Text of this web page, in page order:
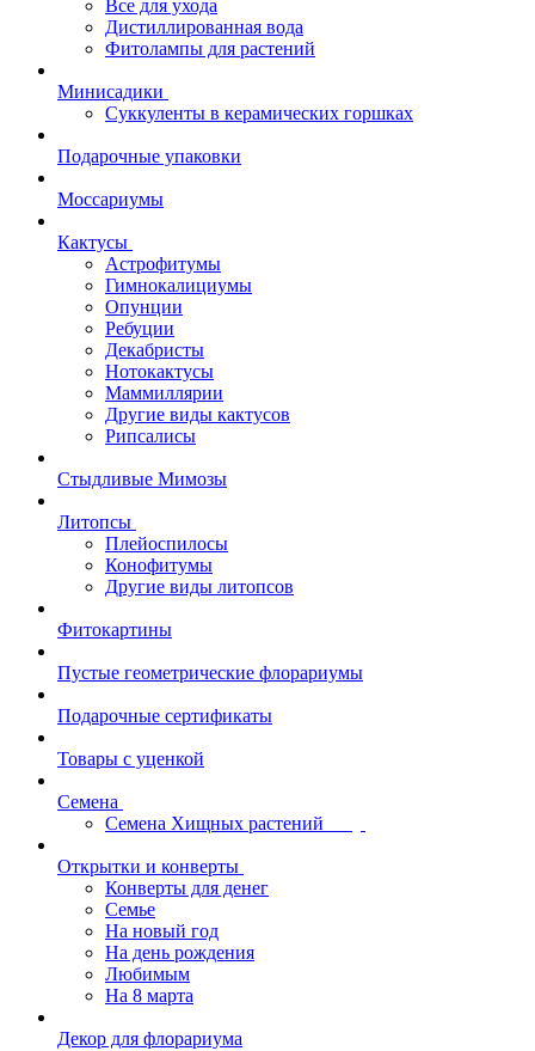
Все для ухода
Дистиллированная вода
Фитолампы для растений
Минисадики
Суккуленты в керамических горшках
Подарочные упаковки
Моссариумы
Кактусы
Астрофитумы
Гимнокалициумы
Опунции
Ребуции
Декабристы
Нотокактусы
Маммиллярии
Другие виды кактусов
Рипсалисы
Стыдливые Мимозы
Литопсы
Плейоспилосы
Конофитумы
Другие виды литопсов
Фитокартины
Пустые геометрические флорариумы
Подарочные сертификаты
Товары с уценкой
Семена
Семена Хищных растений
Открытки и конверты
Конверты для денег
Семье
На новый год
На день рождения
Любимым
На 8 марта
Декор для флорариума